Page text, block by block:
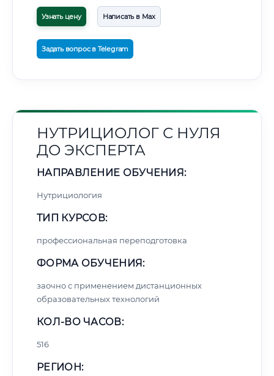
Узнать цену Написать в Max
Задать вопрос в Telegram
НУТРИЦИОЛОГ С НУЛЯ
ДО ЭКСПЕРТА
НАПРАВЛЕНИЕ ОБУЧЕНИЯ:
Нутрициология
ТИП КУРСОВ:
профессиональная переподготовка
ФОРМА ОБУЧЕНИЯ:
заочно с применением дистанционных
образовательных технологий
КОЛ-ВО ЧАСОВ:
516
РЕГИОН: